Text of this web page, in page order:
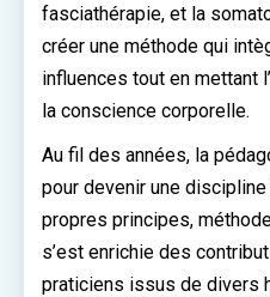
fasciathérapie, et la
créer une méthode qui
influences tout en mettant
la conscience corporelle.
Au fil des années, la
pour devenir une
propres principes,
s’est enrichie des
praticiens issus de divers